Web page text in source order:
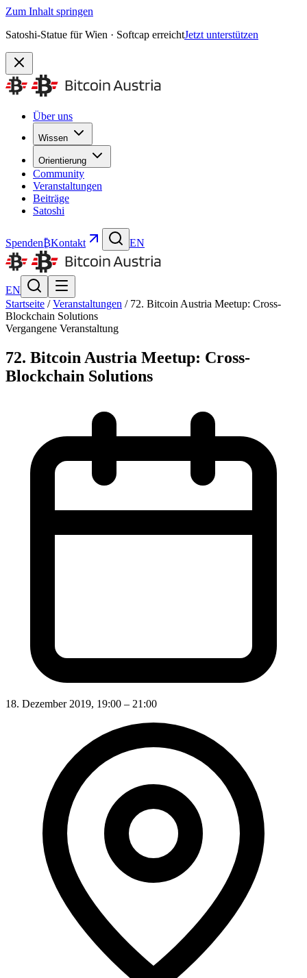
Zum Inhalt springen
Satoshi-Statue für Wien · Softcap erreichtJetzt unterstützen
Über uns
Wissen
Orientierung
Community
Veranstaltungen
Beiträge
Satoshi
Spenden₿Kontakt EN
EN
Startseite / Veranstaltungen / 72. Bitcoin Austria Meetup: Cross-
Blockchain Solutions
Vergangene Veranstaltung
72. Bitcoin Austria Meetup: Cross-
Blockchain Solutions
18. Dezember 2019, 19:00 – 21:00